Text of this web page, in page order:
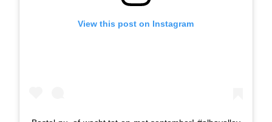
View this post on Instagram